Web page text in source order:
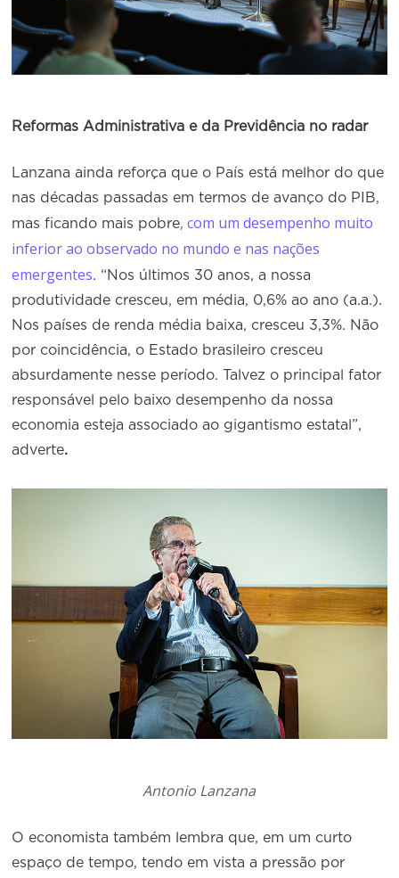
Reformas Administrativa e da Previdência no radar
Lanzana ainda reforça que o País está melhor do que
nas décadas passadas em termos de avanço do PIB,
mas ficando mais pobre, com um desempenho muito
inferior ao observado no mundo e nas nações
emergentes. “Nos últimos 30 anos, a nossa
produtividade cresceu, em média, 0,6% ao ano (a.a.).
Nos países de renda média baixa, cresceu 3,3%. Não
por coincidência, o Estado brasileiro cresceu
absurdamente nesse período. Talvez o principal fator
responsável pelo baixo desempenho da nossa
economia esteja associado ao gigantismo estatal”,
adverte.
Antonio Lanzana
O economista também lembra que, em um curto
espaço de tempo, tendo em vista a pressão por